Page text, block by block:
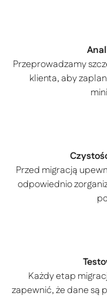
Przeprowadzamy
klienta, aby
Przed migracją
odpowiednio
Każdy etap
zapewnić, że dane są